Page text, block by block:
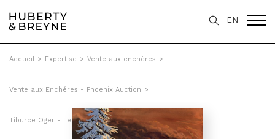
EN
Accueil > Expertise > Vente aux enchères >
Vente aux Enchéres - Phoenix Auction >
Tiburce Oger - Le logis des âmes, Tome 2